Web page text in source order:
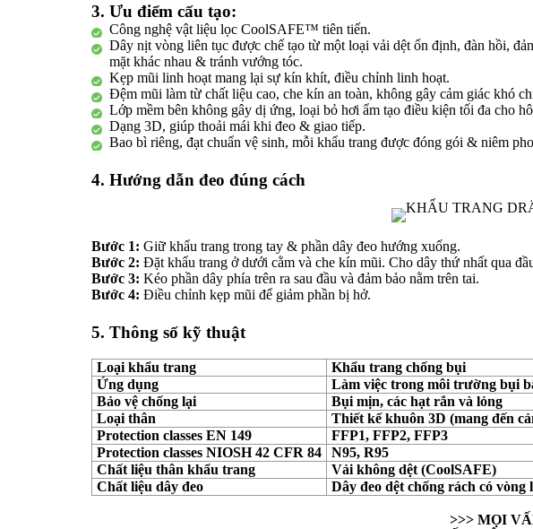
3. Ưu điểm cấu tạo:
Công nghệ vật liệu lọc CoolSAFE™ tiên tiến.
Dây nịt vòng liên tục được chế tạo từ một loại vải dệt ổn định, đàn hồi,
mặt khác nhau & tránh vướng tóc.
Kẹp mũi linh hoạt mang lại sự kín khít, điều chỉnh linh hoạt.
Đệm mũi làm từ chất liệu cao, che kín an toàn, không gây cảm giác khó
Lớp mềm bên không gây dị ứng, loại bỏ hơi ẩm tạo điều kiện tối đa cho
Dạng 3D, giúp thoải mái khi đeo & giao tiếp.
Bao bì riêng, đạt chuẩn vệ sinh, mỗi khẩu trang được đóng gói & niêm
4. Hướng dẫn đeo đúng cách
Bước 1: Giữ khẩu trang trong tay & phần dây đeo hướng xuống.
Bước 2: Đặt khẩu trang ở dưới cằm và che kín mũi. Cho dây thứ nhất qua
Bước 3: Kéo phần dây phía trên ra sau đầu và đảm bảo nằm trên tai.
Bước 4: Điều chỉnh kẹp mũi để giảm phần bị hở.
5. Thông số kỹ thuật
Loại khẩu trang
Khẩu trang chống bụi
Ứng dụng
Làm việc trong môi trường bụi
Bảo vệ chống lại
Bụi mịn, các hạt rắn và lỏng
Loại thân
Thiết kế khuôn 3D (mang đến
Protection classes EN 149
FFP1, FFP2, FFP3
Protection classes NIOSH 42 CFR 84
N95, R95
Chất liệu thân khẩu trang
Vải không dệt (CoolSAFE)
Chất liệu dây đeo
Dây đeo dệt chống rách có vòng
>>> MỌI